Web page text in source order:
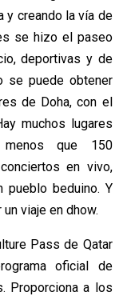
y creando la vía de
se hizo el paseo
deportivas y de
se puede obtener
de Doha, con el
muchos lugares
que 150
en vivo,
pueblo beduino. Y
viaje en dhow.
Pass de Qatar
oficial de
Proporciona a los